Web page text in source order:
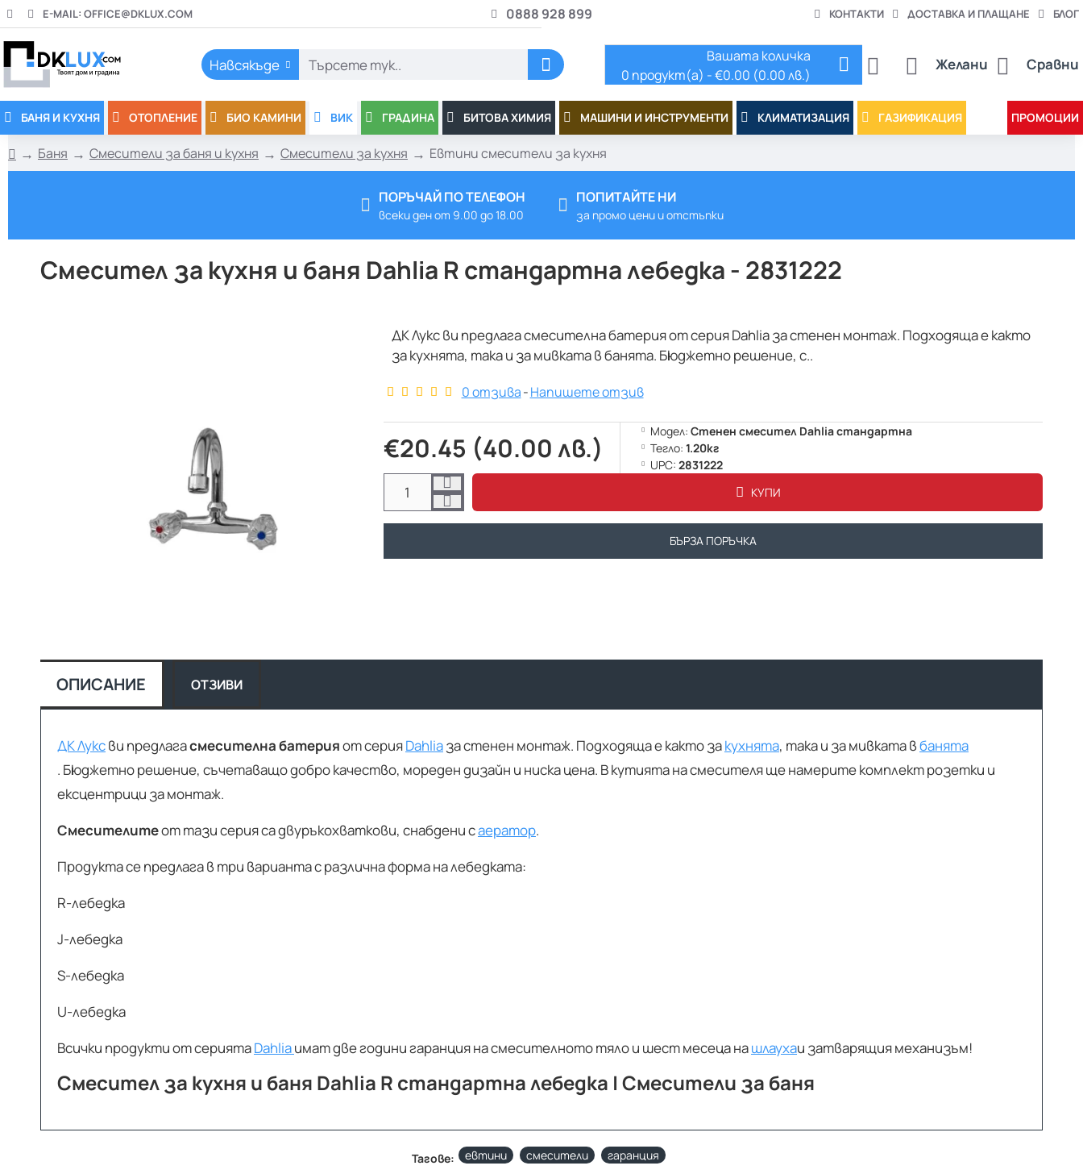
E-MAIL: OFFICE@DKLUX.COM 0888 928 899 КОНТАКТИ ДОСТАВКА И ПЛАЩАНЕ БЛОГ
Навсякъде
Търсете
Желани Сравни
Вашата количка
0 продукт(а) - €0.00 (0.00 лв.)
БАНЯ И КУХНЯ ОТОПЛЕНИЕ БИО КАМИНИ ВИК ГРАДИНА БИТОВА ХИМИЯ МАШИНИ И ИНСТРУМЕНТИ КЛИМАТИЗАЦИЯ ГАЗИФИКАЦИЯ ПРОМОЦИИ
h
Баня Смесители за баня и кухня Смесители за кухня Евтини смесители за кухня
ПОРЪЧАЙ ПО ТЕЛЕФОН
всеки ден от 9.00 до 18.00
ПОПИТАЙТЕ НИ
за промо цени и отстъпки
Смесител за кухня и баня Dahlia R стандартна лебедка - 2831222
ДК Лукс ви предлага смесителна батерия от серия Dahlia за стенен монтаж. Подходяща е както
за кухнята, така и за мивката в банята. Бюджетно решение, с..
0 отзива-Напишете отзив
€20.45 (40.00 лв.) Модел: Стенен смесител Dahlia стандартна
Тегло: 1.20кг
UPC: 2831222
КУПИ
БЪРЗА ПОРЪЧКА
ОПИСАНИЕ ОТЗИВИ
ДК Луксви предлагасмесителна батерияот серияDahliaза стенен монтаж. Подходяща е както закухнята, така и за мивката вбанята
. Бюджетно решение, съчетаващо добро качество, мореден дизайн и ниска цена. В кутията на смесителя ще намерите комплект розетки и
ексцентрици за монтаж.
Смесителитеот тази серия са двуръкохваткови, снабдени саератор.
Продукта се предлага в три варианта с различна форма на лебедката:
R-лебедка
J-лебедка
S-лебедка
U-лебедка
Всички продукти от сериятаDahliaимат две години гаранция на смесителното тяло и шест месеца нашлаухаи затварящия механизъм!
Смесител за кухня и баня Dahlia R стандартна лебедка | Смесители за баня
Тагове: евтини смесители гаранция